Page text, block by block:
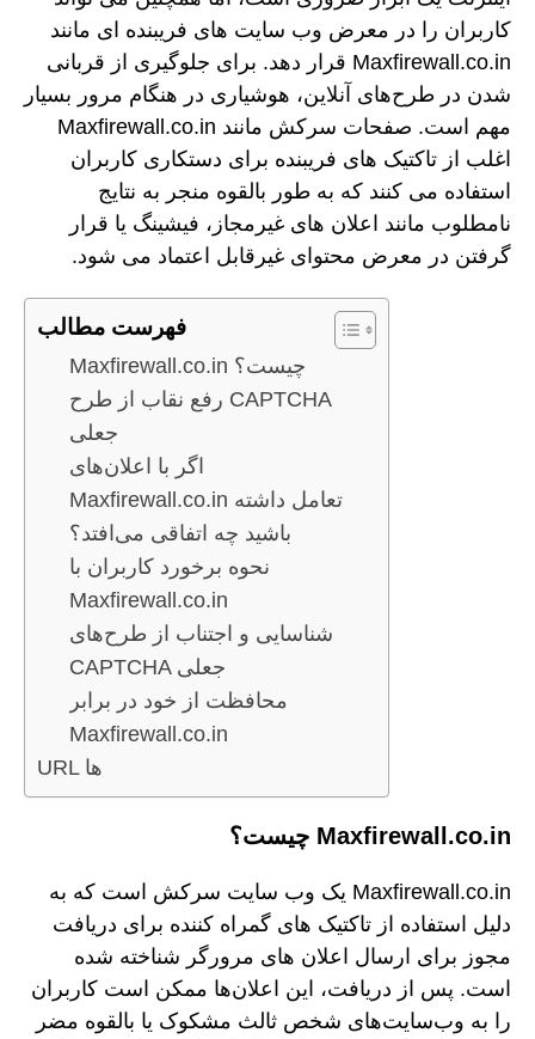
کاربران را در معرض وب سایت های فریبنده ای مانند
Maxfirewall.co.in قرار دهد. برای جلوگیری از قربانی
شدن در طرح‌های آنلاین، هوشیاری در هنگام مرور بسیار
مهم است. صفحات سرکش مانند Maxfirewall.co.in
اغلب از تاکتیک های فریبنده برای دستکاری کاربران
استفاده می کنند که به طور بالقوه منجر به نتایج
نامطلوب مانند اعلان های غیرمجاز، فیشینگ یا قرار
گرفتن در معرض محتوای غیرقابل اعتماد می شود.
فهرست مطالب
Maxfirewall.co.in چیست؟
رفع نقاب از طرح CAPTCHA
جعلی
اگر با اعلان‌های
Maxfirewall.co.in تعامل داشته
باشید چه اتفاقی می‌افتد؟
نحوه برخورد کاربران با
Maxfirewall.co.in
شناسایی و اجتناب از طرح‌های
CAPTCHA جعلی
محافظت از خود در برابر
Maxfirewall.co.in
URL ها
Maxfirewall.co.in چیست؟
Maxfirewall.co.in یک وب سایت سرکش است که به
دلیل استفاده از تاکتیک های گمراه کننده برای دریافت
مجوز برای ارسال اعلان های مرورگر شناخته شده
است. پس از دریافت، این اعلان‌ها ممکن است کاربران
را به وب‌سایت‌های شخص ثالث مشکوک یا بالقوه مضر